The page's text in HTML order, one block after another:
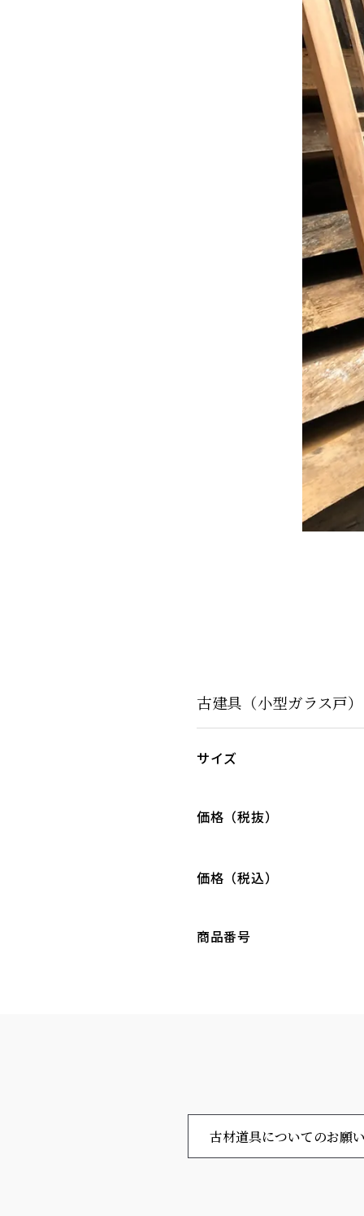
古建具（小型ガラス戸
サイズ
価格（税抜）
価格（税込）
商品番号
古材道具についてのお願